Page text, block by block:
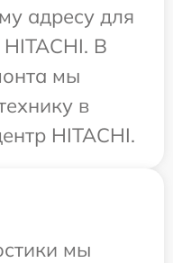
адресу для
В
мы
в
HITACHI.
мы